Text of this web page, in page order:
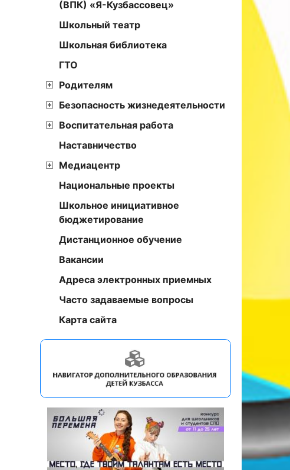
(ВПК) «Я-Кузбассовец»
Школьный театр
Школьная библиотека
ГТО
Родителям
Безопасность жизнедеятельности
Воспитательная работа
Наставничество
Медиацентр
Национальные проекты
Школьное инициативное
бюджетирование
Дистанционное обучение
Вакансии
Адреса электронных приемных
Часто задаваемые вопросы
Карта сайта